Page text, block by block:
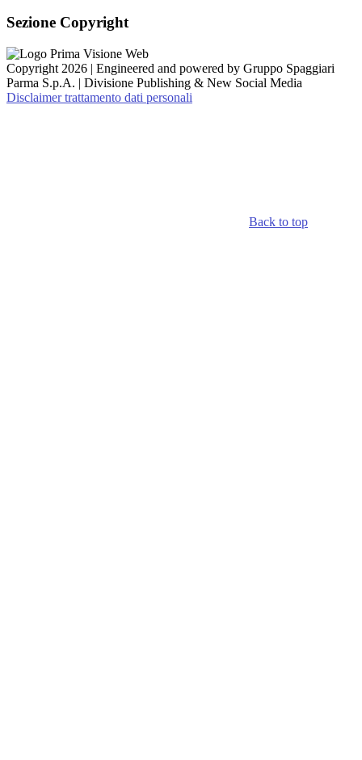
Sezione Copyright
Copyright 2026 | Engineered and powered by Gruppo Spaggiari
Parma S.p.A. | Divisione Publishing & New Social Media
Disclaimer trattamento dati personali
Back to top